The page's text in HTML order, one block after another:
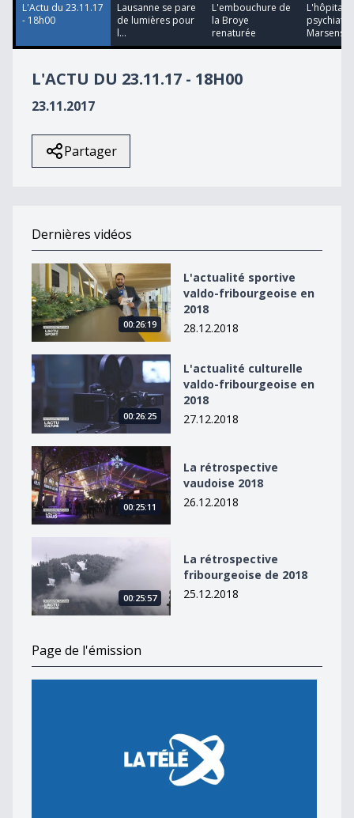
L'Actu du 23.11.17
- 18h00
Lausanne se pare
de lumières pour
l...
L'embouchure de
la Broye
renaturée
L'hôpital
Marsens...
L'ACTU DU 23.11.17 - 18H00
23.11.2017
Partager
Dernières vidéos
L&#039;actualité sportive valdo-fribourgeoise en 2018
00:26:19
L'actualité sportive
valdo-fribourgeoise en
2018
28.12.2018
L&#039;actualité culturelle valdo-fribourgeoise en
00:26:25
L'actualité culturelle
valdo-fribourgeoise en
2018
27.12.2018
La rétrospective vaudoise 2018
00:25:11
La rétrospective
vaudoise 2018
26.12.2018
00:25:57
La rétrospective
fribourgeoise de 2018
25.12.2018
Page de l'émission